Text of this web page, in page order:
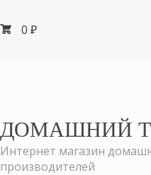
0 ₽
ДОМАШНИЙ
Интернет магазин
производителей